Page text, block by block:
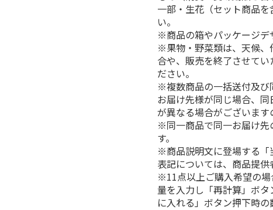
一部・生花（セット商品
い。
※商品の箱やパッケージデ
※果物・野菜類は、天候、
合や、販売を終了させて
ださい。
※複数商品の一括送付及び
お届け先様が同じ場合、
が異なる場合がございます
※同一商品で同一お届け先
す。
※商品説明文に登場する「
表記については、商品提供
※11点以上ご購入希望の
量を入力し「再計算」ボ
に入れる」ボタン押下時の